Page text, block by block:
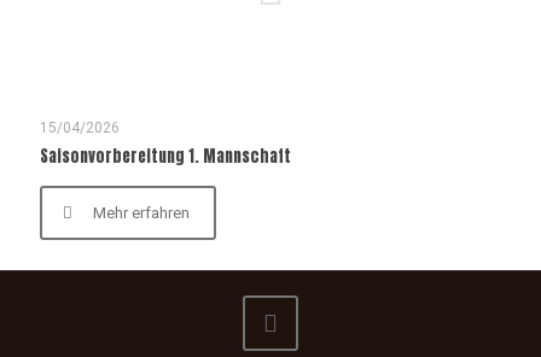
15/04/2026
Saisonvorbereitung 1. Mannschaft
Mehr erfahren